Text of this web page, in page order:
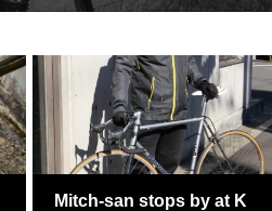
Mitch-san stops by at K